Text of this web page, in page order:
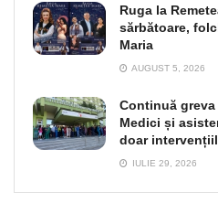
Ruga la
sărbătoare,
Maria
AUGUST 5, 2026
Continuă
Medici și
doar
IULIE 29, 2026